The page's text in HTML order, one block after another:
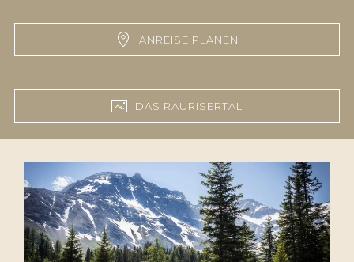
ANREISE PLANEN
DAS RAURISERTAL